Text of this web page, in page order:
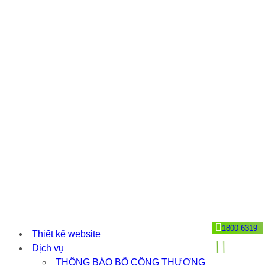
Thiết kế website
Dịch vụ
THÔNG BÁO BỘ CÔNG THƯƠNG
1800 6319